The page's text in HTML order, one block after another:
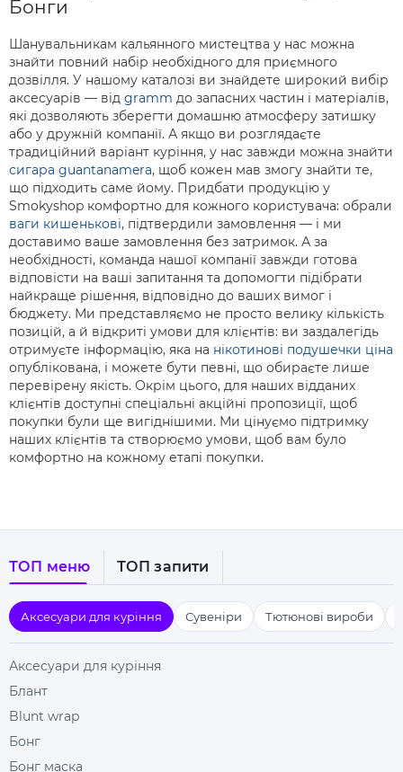
Бонги
Шанувальникам кальянного мистецтва у нас можна
знайти повний набір необхідного для приємного
дозвілля. У нашому каталозі ви знайдете широкий вибір
аксесуарів — від gramm до запасних частин і матеріалів,
які дозволяють зберегти домашню атмосферу затишку
або у дружній компанії. А якщо ви розглядаєте
традиційний варіант куріння, у нас завжди можна знайти
сигара guantanamera, щоб кожен мав змогу знайти те,
що підходить саме йому. Придбати продукцію у
Smokyshop комфортно для кожного користувача: обрали
ваги кишенькові, підтвердили замовлення — і ми
доставимо ваше замовлення без затримок. А за
необхідності, команда нашої компанії завжди готова
відповісти на ваші запитання та допомогти підібрати
найкраще рішення, відповідно до ваших вимог і
бюджету. Ми представляємо не просто велику кількість
позицій, а й відкриті умови для клієнтів: ви заздалегідь
отримуєте інформацію, яка на нікотинові подушечки ціна
опублікована, і можете бути певні, що обираєте лише
перевірену якість. Окрім цього, для наших відданих
клієнтів доступні спеціальні акційні пропозиції, щоб
покупки були ще вигіднішими. Ми цінуємо підтримку
наших клієнтів та створюємо умови, щоб вам було
комфортно на кожному етапі покупки.
ТОП меню ТОП запити
Аксесуари для куріння Сувеніри Тютюнові вироби
Аксесуари для куріння
Блант
Blunt wrap
Бонг
Бонг маска